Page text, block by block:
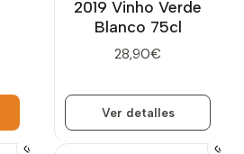
2019 Vinho Verde
Blanco 75cl
28,90€
Ver detalles